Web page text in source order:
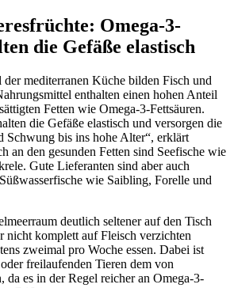
Omega-3-
die Gefäße elastisch
mediterranen Küche bilden Fisch und
enthalten einen hohen Anteil
Fetten wie Omega-3-Fettsäuren.
die Gefäße elastisch und versorgen die
Schwung bis ins hohe Alter“, erklärt
an den gesunden Fetten sind Seefische wie
Gute Lieferanten sind aber auch
wie Saibling, Forelle und
deutlich seltener auf den Tisch
nicht komplett auf Fleisch verzichten
zweimal pro Woche essen. Dabei ist
freilaufenden Tieren dem von
da es in der Regel reicher an Omega-3-